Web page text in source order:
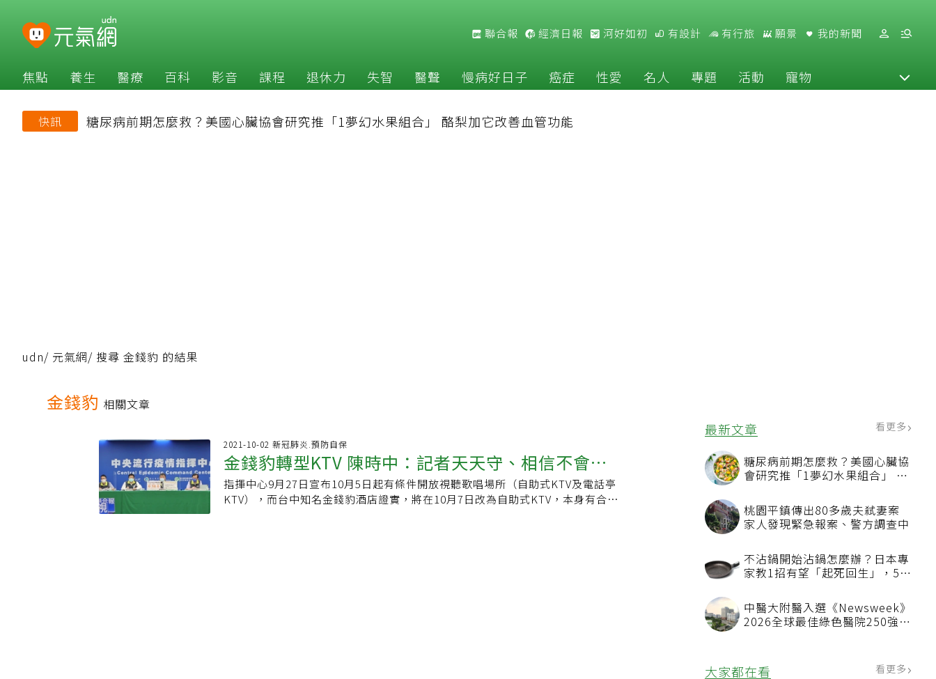
聯合報 經濟日報 河好如初 有設計 有行旅 願景 我的新聞
焦點 養生 醫療 百科 影音 課程 退休力 失智 醫聲 慢病好日子 癌症 性愛 名人 專題 活動 寵物
快訊 糖尿病前期怎麼救？美國心臟協會研究推「1夢幻水果組合」 酪梨加它改善血管功能
最新文章 看更多
糖尿病前期怎麼救？美國心臟協
會研究推「1夢幻水果組合」 酪
桃園平鎮傳出80多歲夫弒妻案
家人發現緊急報案、警方調查中
不沾鍋開始沾鍋怎麼辦？日本專
家教1招有望「起死回生」，5情
中醫大附醫入選《Newsweek》
2026全球最佳綠色醫院250強
大家都在看 看更多
udn/ 元氣網/ 搜尋 金錢豹 的結果
金錢豹 相關文章
2021-10-02 新冠肺炎.預防自保
金錢豹轉型KTV 陳時中：記者天天守、相信不會違
規
指揮中心9月27日宣布10月5日起有條件開放視聽歌唱場所（自助式KTV及電話亭
KTV），而台中知名金錢豹酒店證實，將在10月7日改為自助式KTV，本身有合法